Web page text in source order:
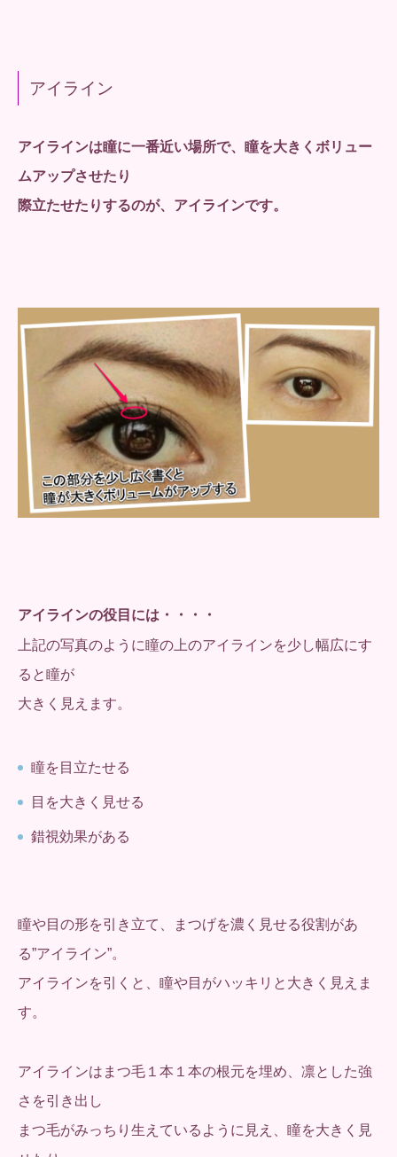
アイライン
アイラインは瞳に一番近い場所で、瞳を大きくボリュー
ムアップさせたり
際立たせたりするのが、アイラインです。
アイラインの役目には・・・・
上記の写真のように瞳の上のアイラインを少し幅広にす
ると瞳が
大きく見えます。
瞳を目立たせる
目を大きく見せる
錯視効果がある
瞳や目の形を引き立て、まつげを濃く見せる役割があ
る”アイライン”。
アイラインを引くと、瞳や目がハッキリと大きく見えま
す。
アイラインはまつ毛１本１本の根元を埋め、凛とした強
さを引き出し
まつ毛がみっちり生えているように見え、瞳を大きく見